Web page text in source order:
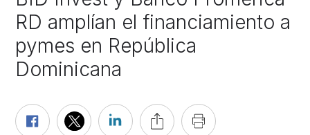
RD amplían el financiamiento a
pymes en República
Dominicana